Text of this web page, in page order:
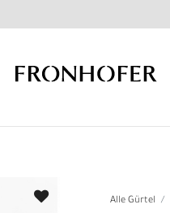
Alle Gürtel